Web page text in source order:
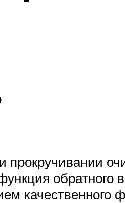
прокручивании
качественного